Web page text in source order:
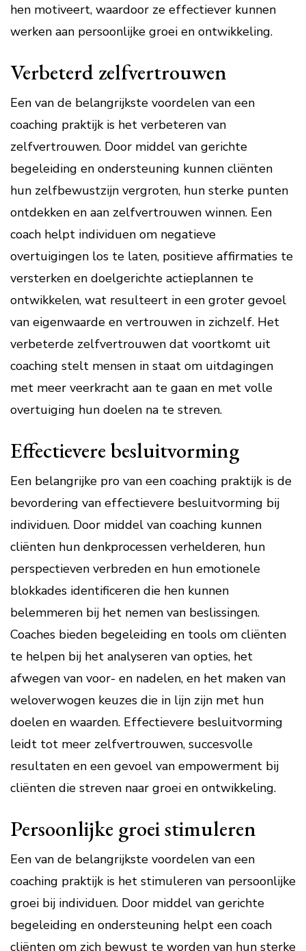
hen motiveert, waardoor ze effectiever kunnen
werken aan persoonlijke groei en ontwikkeling.
Verbeterd zelfvertrouwen
Een van de belangrijkste voordelen van een
coaching praktijk is het verbeteren van
zelfvertrouwen. Door middel van gerichte
begeleiding en ondersteuning kunnen cliënten
hun zelfbewustzijn vergroten, hun sterke punten
ontdekken en aan zelfvertrouwen winnen. Een
coach helpt individuen om negatieve
overtuigingen los te laten, positieve affirmaties te
versterken en doelgerichte actieplannen te
ontwikkelen, wat resulteert in een groter gevoel
van eigenwaarde en vertrouwen in zichzelf. Het
verbeterde zelfvertrouwen dat voortkomt uit
coaching stelt mensen in staat om uitdagingen
met meer veerkracht aan te gaan en met volle
overtuiging hun doelen na te streven.
Effectievere besluitvorming
Een belangrijke pro van een coaching praktijk is de
bevordering van effectievere besluitvorming bij
individuen. Door middel van coaching kunnen
cliënten hun denkprocessen verhelderen, hun
perspectieven verbreden en hun emotionele
blokkades identificeren die hen kunnen
belemmeren bij het nemen van beslissingen.
Coaches bieden begeleiding en tools om cliënten
te helpen bij het analyseren van opties, het
afwegen van voor- en nadelen, en het maken van
weloverwogen keuzes die in lijn zijn met hun
doelen en waarden. Effectievere besluitvorming
leidt tot meer zelfvertrouwen, succesvolle
resultaten en een gevoel van empowerment bij
cliënten die streven naar groei en ontwikkeling.
Persoonlijke groei stimuleren
Een van de belangrijkste voordelen van een
coaching praktijk is het stimuleren van persoonlijke
groei bij individuen. Door middel van gerichte
begeleiding en ondersteuning helpt een coach
cliënten om zich bewust te worden van hun sterke